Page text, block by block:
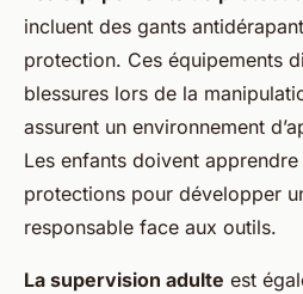
incluent des gants
protection. Ces équipements
blessures lors de la
assurent un environnement
Les enfants doivent apprendre
protections pour développer
responsable face aux outils.
La supervision adulte est